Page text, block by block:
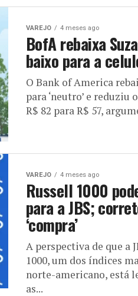
VAREJO 4 meses ago
BofA rebaixa
baixo para a
O Bank of America
para ‘neutro’ e reduziu
R$ 82 para R$ 57,
VAREJO 4 meses ago
Russell 1000
para a JBS;
‘compra’
A perspectiva de que a
1000, um dos índices
norte-americano, está
as...